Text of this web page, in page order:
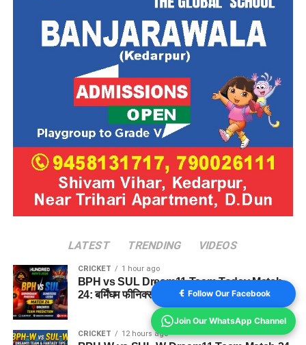
LATEST TRENDING VIDEOS
CRICKET 1 hour ago
BPH vs SUL Dream11 Team Today Match
24: बर्मिंघम फीनिक्स vs सनराइजर्स लीड्स ड्रीम11 टीम
CRICKET 12 hours ago
Follow Our Facebook
Join Our WhatsApp Channel